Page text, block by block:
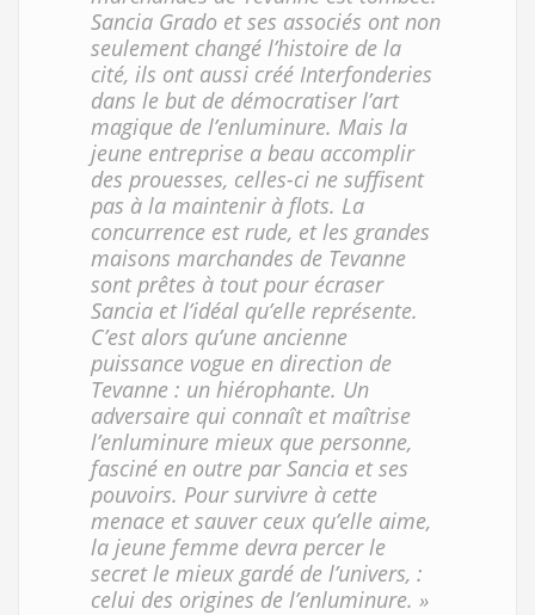
Sancia Grado et ses associés ont non
seulement changé l’histoire de la
cité, ils ont aussi créé Interfonderies
dans le but de démocratiser l’art
magique de l’enluminure. Mais la
jeune entreprise a beau accomplir
des prouesses, celles-ci ne suffisent
pas à la maintenir à flots. La
concurrence est rude, et les grandes
maisons marchandes de Tevanne
sont prêtes à tout pour écraser
Sancia et l’idéal qu’elle représente.
C’est alors qu’une ancienne
puissance vogue en direction de
Tevanne : un hiérophante. Un
adversaire qui connaît et maîtrise
l’enluminure mieux que personne,
fasciné en outre par Sancia et ses
pouvoirs. Pour survivre à cette
menace et sauver ceux qu’elle aime,
la jeune femme devra percer le
secret le mieux gardé de l’univers, :
celui des origines de l’enluminure. »